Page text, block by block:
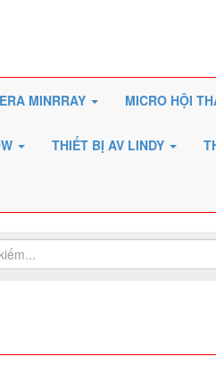
MINRRAY MICRO HỘI
THIẾT BỊ AV LINDY